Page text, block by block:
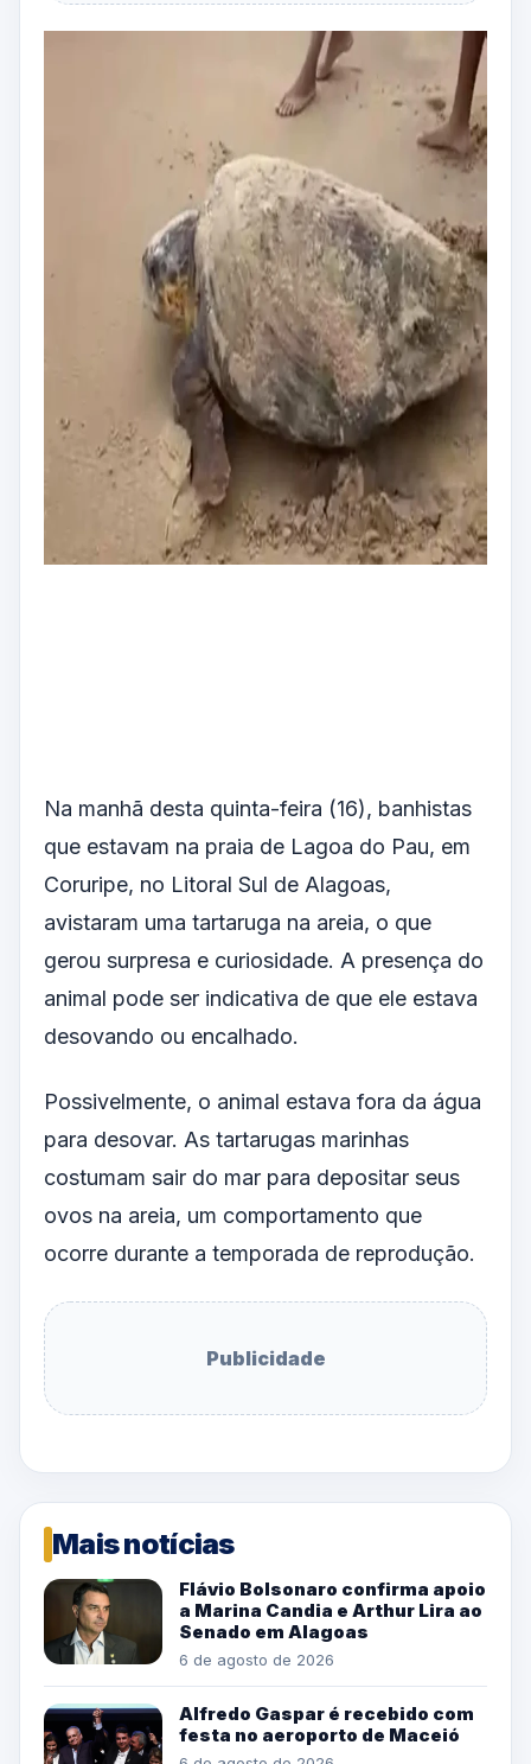
Na manhã desta quinta-feira (16), banhistas
que estavam na praia de Lagoa do Pau, em
Coruripe, no Litoral Sul de Alagoas,
avistaram uma tartaruga na areia, o que
gerou surpresa e curiosidade. A presença do
animal pode ser indicativa de que ele estava
desovando ou encalhado.
Possivelmente, o animal estava fora da água
para desovar. As tartarugas marinhas
costumam sair do mar para depositar seus
ovos na areia, um comportamento que
ocorre durante a temporada de reprodução.
Publicidade
Mais notícias
Flávio Bolsonaro confirma apoio
a Marina Candia e Arthur Lira ao
Senado em Alagoas
6 de agosto de 2026
Alfredo Gaspar é recebido com
festa no aeroporto de Maceió